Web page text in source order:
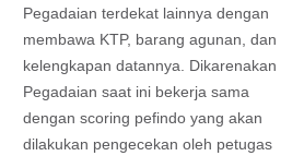
Pegadaian terdekat lainnya dengan
membawa KTP, barang agunan, dan
kelengkapan datannya. Dikarenakan
Pegadaian saat ini bekerja sama
dengan scoring pefindo yang akan
dilakukan pengecekan oleh petugas